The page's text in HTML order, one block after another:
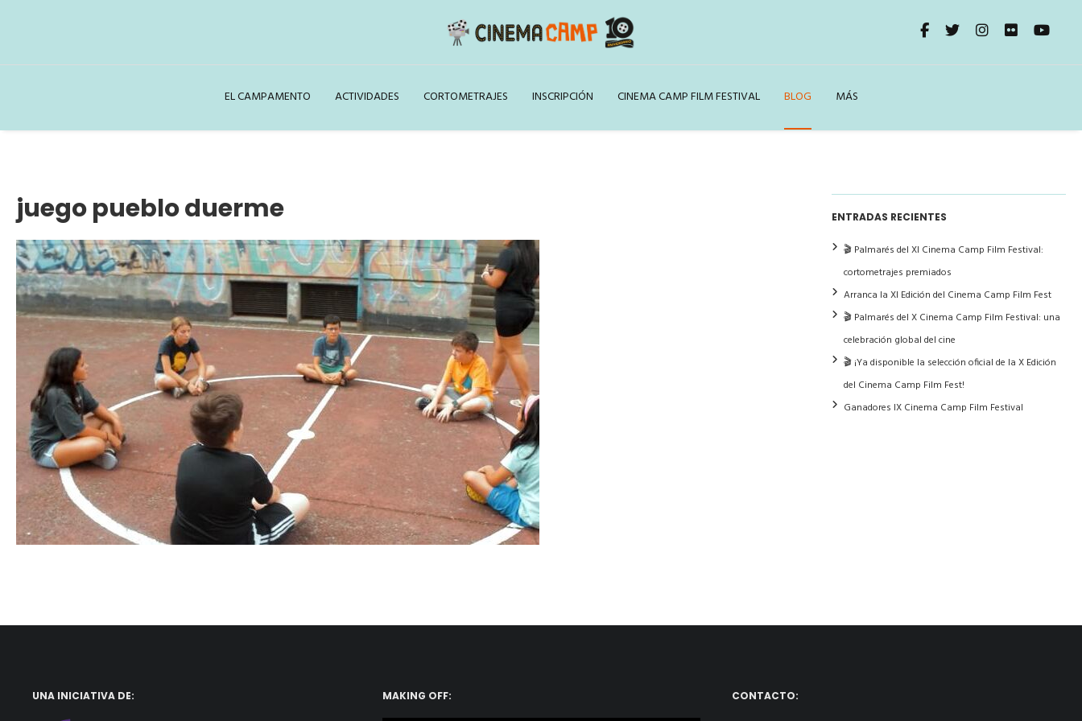
EL CAMPAMENTO ACTIVIDADES CORTOMETRAJES INSCRIPCIÓN CINEMA CAMP FILM FESTIVAL BLOG MÁS
juego pueblo duerme ENTRADAS RECIENTES
🎬 Palmarés del XI Cinema Camp Film Festival:
cortometrajes premiados
Arranca la XI Edición del Cinema Camp Film Fest
🎬 Palmarés del X Cinema Camp Film Festival: una
celebración global del cine
🎬 ¡Ya disponible la selección oficial de la X Edición
del Cinema Camp Film Fest!
Ganadores IX Cinema Camp Film Festival
UNA INICIATIVA DE: MAKING OFF: CONTACTO: